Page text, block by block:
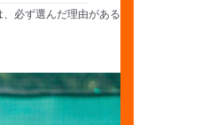
必ず選んだ理由がある